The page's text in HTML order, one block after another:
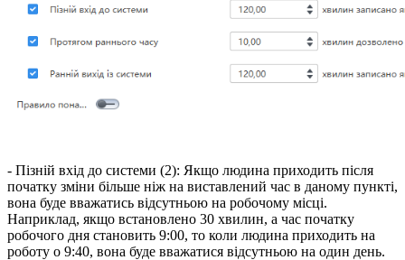
- Пізній вхід до системи (2): Якщо людина приходить після
початку зміни більше ніж на виставлений час в даному пункті,
вона буде вважатись відсутньою на робочому місці.
Наприклад, якщо встановлено 30 хвилин, а час початку
робочого дня становить 9:00, то коли людина приходить на
роботу о 9:40, вона буде вважатися відсутньою на один день.